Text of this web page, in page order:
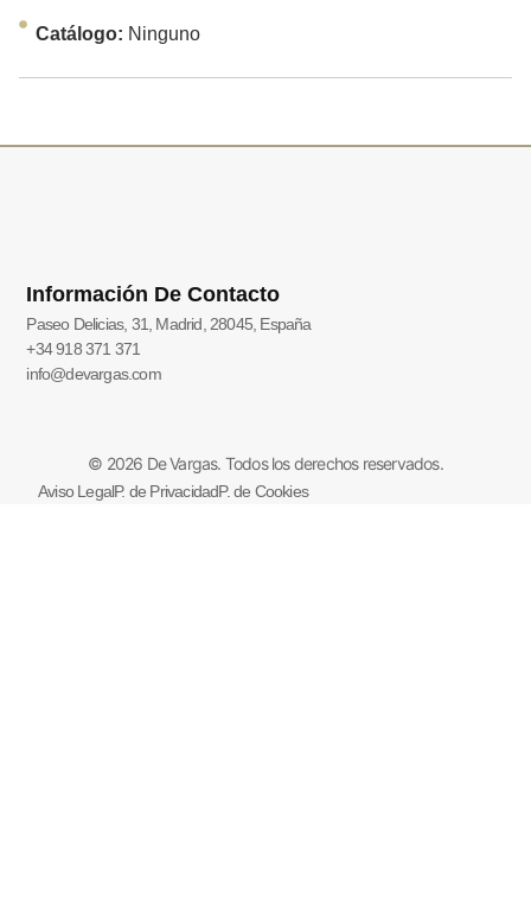
Catálogo: Ninguno
Información De Contacto
Paseo Delicias, 31, Madrid, 28045, España
+34 918 371 371
info@devargas.com
© 2026 De Vargas. Todos los derechos reservados.
Aviso LegalP. de PrivacidadP. de Cookies